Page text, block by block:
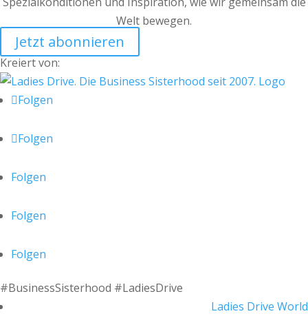
Welt bewegen.
Jetzt abonnieren
Kreiert von:
Folgen
Folgen
Folgen
Folgen
Folgen
#BusinessSisterhood #LadiesDrive
Ladies Drive World